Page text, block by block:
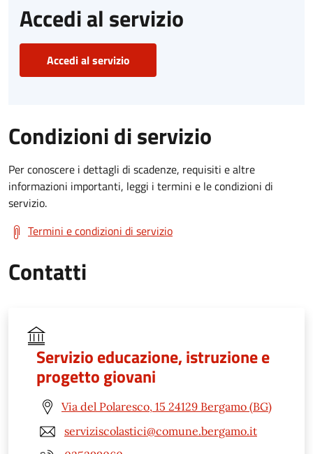
Accedi al servizio
Accedi al servizio
Condizioni di servizio
Per conoscere i dettagli di scadenze, requisiti e altre
informazioni importanti, leggi i termini e le condizioni di
servizio.
Termini e condizioni di servizio
Contatti
Servizio educazione, istruzione e
progetto giovani
Via del Polaresco, 15 24129 Bergamo (BG)
serviziscolastici@comune.bergamo.it